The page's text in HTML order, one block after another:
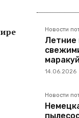
Новости
Летние
14.06.2026
Новости